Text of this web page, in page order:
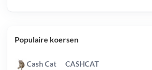
Populaire koersen
Cash Cat CASHCAT